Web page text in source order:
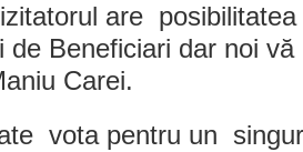
are
de Beneficiari dar noi
Carei.
vota pentru un